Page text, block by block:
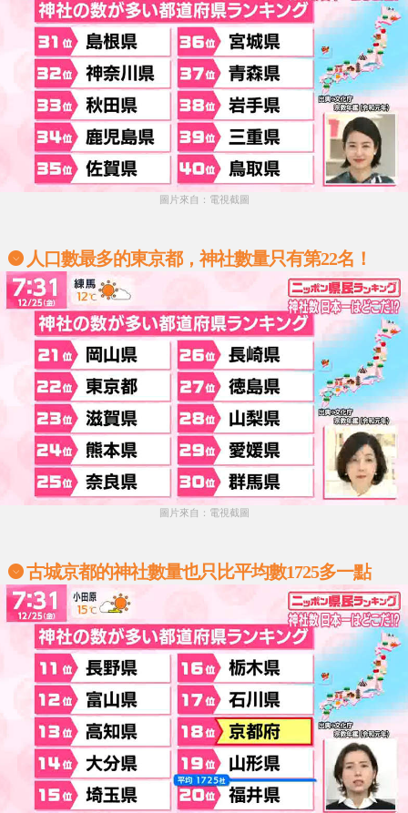
圖片來自：電視截圖
人口數最多的東京都，神社數量只有第22名！
圖片來自：電視截圖
古城京都的神社數量也只比平均數1725多一點